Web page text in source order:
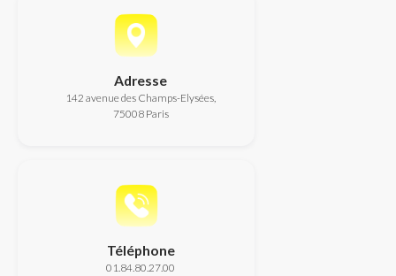
Adresse
142 avenue des Champs-Elysées,
75008 Paris
Téléphone
01.84.80.27.00